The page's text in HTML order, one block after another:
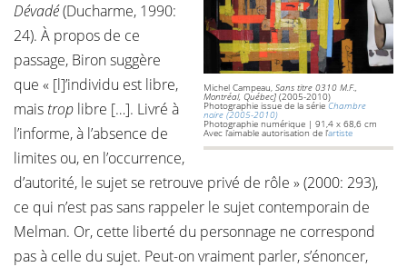
Michel Campeau, Sans titre 0310 M.F.,
Montréal, Québec] (2005-2010)
Photographie issue de la série Chambre
noire (2005-2010)
Photographie numérique | 91,4 x 68,6 cm
Avec l’aimable autorisation de l’artiste
Dévadé(Ducharme, 1990:
24). À propos de ce
passage, Biron suggère
que « [l]’individu est libre,
mais trop libre […]. Livré à
l’informe, à l’absence de
limites ou, en l’occurrence,
d’autorité, le sujet se retrouve privé de rôle » (2000: 293),
ce qui n’est pas sans rappeler le sujet contemporain de
Melman. Or, cette liberté du personnage ne correspond
pas à celle du sujet. Peut-on vraiment parler, s’énoncer,